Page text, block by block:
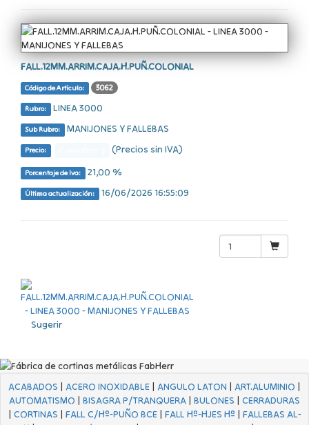
FALL.12MM.ARRIM.CAJA.H.PUÑ.COLONIAL
Código de Artículo: 3062
Rubro: LINEA 3000
Sub Rubro: MANIJONES Y FALLEBAS
Precio: (Precios sin IVA)
Porcentaje de Iva: 21,00 %
Última actualización: 16/06/2026 16:55:09
Sugerir
ACABADOS | ACERO INOXIDABLE | ANGULO LATON | ART.ALUMINIO |
AUTOMATISMO | BISAGRA P/TRANQUERA | BULONES | CERRADURAS
| CORTINAS | FALL C/Hº-PUÑO BCE| FALL Hº-HJES Hº | FALLEBAS AL-